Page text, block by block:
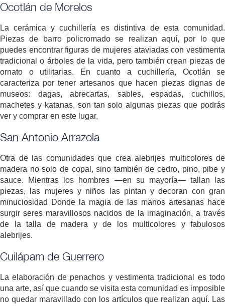
Ocotlán de Morelos
La cerámica y cuchillería es distintiva de esta comunidad.
Piezas de barro policromado se realizan aquí, por lo que
puedes encontrar figuras de mujeres ataviadas con vestimenta
tradicional o árboles de la vida, pero también crean piezas de
ornato o utilitarias. En cuanto a cuchillería, Ocotlán se
caracteriza por tener artesanos que hacen piezas dignas de
museos: dagas, abrecartas, sables, espadas, cuchillos,
machetes y katanas, son tan solo algunas piezas que podrás
ver y comprar en este lugar,
San Antonio Arrazola
Otra de las comunidades que crea alebrijes multicolores de
madera no solo de copal, sino también de cedro, pino, pibe y
sauce. Mientras los hombres —en su mayoría— tallan las
piezas, las mujeres y niños las pintan y decoran con gran
minuciosidad Donde la magia de las manos artesanas hace
surgir seres maravillosos nacidos de la imaginación, a través
de la talla de madera y de los multicolores y fabulosos
alebrijes.
Cuilápam de Guerrero
La elaboración de penachos y vestimenta tradicional es todo
una arte, así que cuando se visita esta comunidad es imposible
no quedar maravillado con los artículos que realizan aquí. Las